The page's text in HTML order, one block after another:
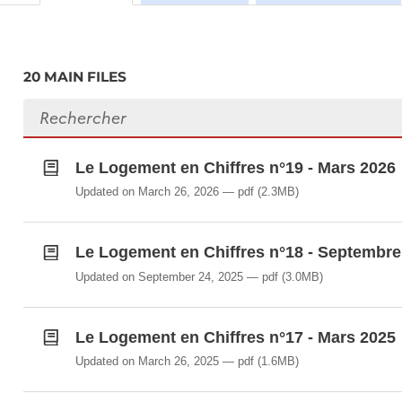
le point sur la situation du marché de l’immobilier
appartements, de l’activité sur le marché
construction, des prix de construction, etc. ;
un tableau de bordincluant des
des appartements selon la surface du
l’immobilier résidentiel.
statistiques publiques :https://statistiques.public.lu/
court-terme/economie-totale-prix/D4011.xls
20 MAIN FILES
Search files
Le Logement en Chiffres n°19 - Mars 2026
Updated on March 26, 2026 pdf(2.3MB)
Le Logement en Chiffres n°18 -
Updated on September 24, 2025 pdf(3.0MB)
Le Logement en Chiffres n°17 - Mars 2025
Updated on March 26, 2025 pdf(1.6MB)